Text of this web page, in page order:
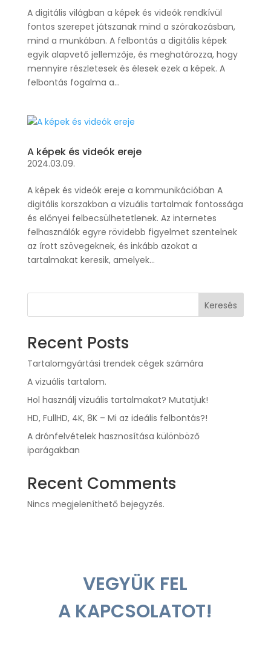
A digitális világban a képek és videók rendkívül
fontos szerepet játszanak mind a szórakozásban,
mind a munkában. A felbontás a digitális képek
egyik alapvető jellemzője, és meghatározza, hogy
mennyire részletesek és élesek ezek a képek. A
felbontás fogalma a...
A képek és videók ereje
2024.03.09.
A képek és videók ereje a kommunikációban A
digitális korszakban a vizuális tartalmak fontossága
és előnyei felbecsülhetetlenek. Az internetes
felhasználók egyre rövidebb figyelmet szentelnek
az írott szövegeknek, és inkább azokat a
tartalmakat keresik, amelyek...
Keresés
Recent Posts
Tartalomgyártási trendek cégek számára
A vizuális tartalom.
Hol használj vizuális tartalmakat? Mutatjuk!
HD, FullHD, 4K, 8K – Mi az ideális felbontás?!
A drónfelvételek hasznosítása különböző
iparágakban
Recent Comments
Nincs megjeleníthető bejegyzés.
VEGYÜK FEL
A KAPCSOLATOT!